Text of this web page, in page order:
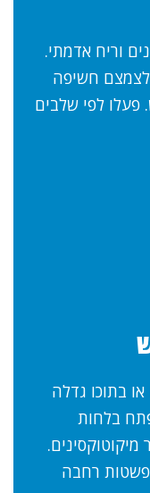
וריח אדמתי.
לצמצם חשיפה
פעלו לפי שלבים
בתוכו גדלה
בלחות
מיקוטוקסינים.
רחבה